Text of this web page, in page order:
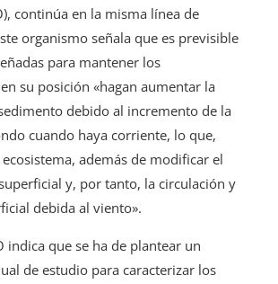
continúa en la misma línea de
organismo señala que es previsible
para mantener los
su posición «hagan aumentar la
debido al incremento de la
cuando haya corriente, lo que,
además de modificar el
y, por tanto, la circulación y
debida al viento».
indica que se ha de plantear un
de estudio para caracterizar los